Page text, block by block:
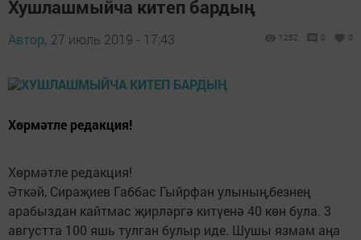
Хушлашмыйча китеп бардың
Автор, 27 июль 2019 - 17:43 1252 0 0
Хөрмәтле редакция!
Хөрмәтле редакция!
Әткәй, Сираҗиев Габбас Гыйрфан улының,безнең
арабыз­дан кайтмас җирләргә китүенә 40 көн була. 3
августта 100 яшь тулган булыр иде. Шушы язмам аңа